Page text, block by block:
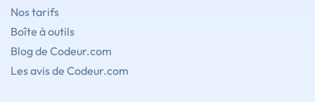
Nos tarifs
Boîte à outils
Blog de Codeur.com
Les avis de Codeur.com